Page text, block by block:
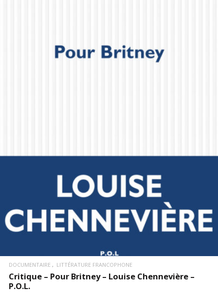
DOCUMENTAIRE LITTÉRATURE FRANCOPHONE
Critique – Pour Britney – Louise Chennevière –
P.O.L.